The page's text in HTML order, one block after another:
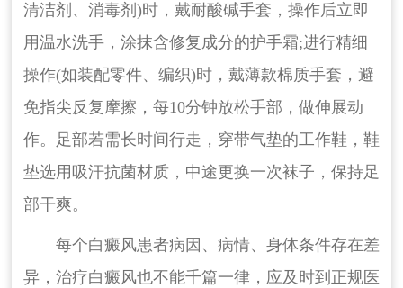
清洁剂、消毒剂)时，戴耐酸碱手套，操作后立即
用温水洗手，涂抹含修复成分的护手霜;进行精细
操作(如装配零件、编织)时，戴薄款棉质手套，避
免指尖反复摩擦，每10分钟放松手部，做伸展动
作。足部若需长时间行走，穿带气垫的工作鞋，鞋
垫选用吸汗抗菌材质，中途更换一次袜子，保持足
部干爽。
每个白癜风患者病因、病情、身体条件存在差
异，治疗白癜风也不能千篇一律，应及时到正规医